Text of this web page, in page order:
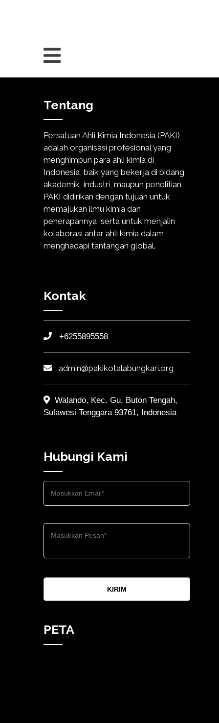
Tentang
Persatuan Ahli Kimia Indonesia (PAKI)
adalah organisasi profesional yang
menghimpun para ahli kimia di
Indonesia, baik yang bekerja di bidang
akademik, industri, maupun penelitian.
PAKI didirikan dengan tujuan untuk
memajukan ilmu kimia dan
penerapannya, serta untuk menjalin
kolaborasi antar ahli kimia dalam
menghadapi tantangan global.
Kontak
+6255895558
admin@pakikotalabungkari.org
Walando, Kec. Gu, Buton Tengah,
Sulawesi Tenggara 93761, Indonesia
Hubungi Kami
KIRIM
PETA